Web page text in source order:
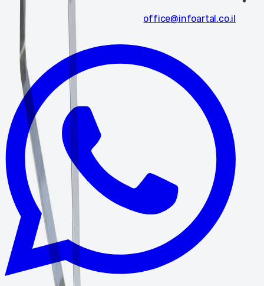
office@infoartal.co.il